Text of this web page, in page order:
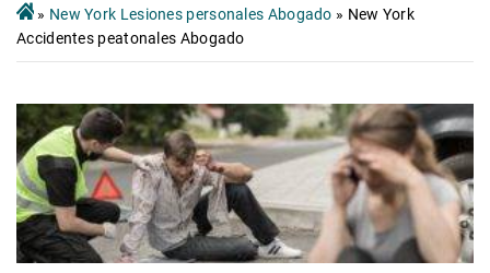
» New York Lesiones personales Abogado » New York
Accidentes peatonales Abogado